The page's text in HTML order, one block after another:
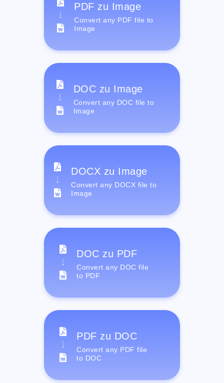
PDF zu Image
Convert any PDF file to
Image
DOC zu Image
Convert any DOC file to
Image
DOCX zu Image
Convert any DOCX file to
Image
DOC zu PDF
Convert any DOC file
to PDF
PDF zu DOC
Convert any PDF file
to DOC